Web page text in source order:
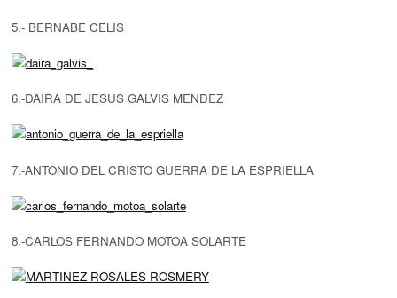
5.- BERNABE CELIS
6.-DAIRA DE JESUS GALVIS MENDEZ
7.-ANTONIO DEL CRISTO GUERRA DE LA ESPRIELLA
8.-CARLOS FERNANDO MOTOA SOLARTE